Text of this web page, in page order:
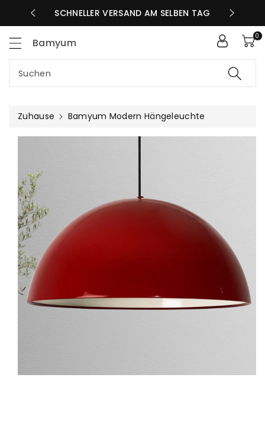
SCHNELLER VERSAND AM SELBEN TAG GRATIS
Bamyum
Suchen
0
Zuhause Bamyum Modern Hängeleuchte